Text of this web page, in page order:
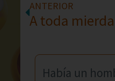
ANTERIOR
A toda mierda
Había un